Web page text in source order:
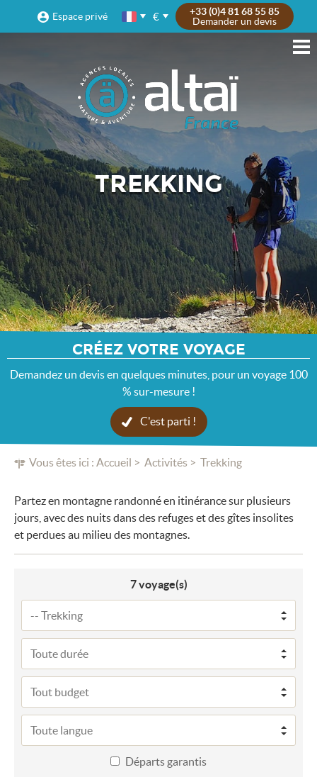
Espace privé €
+33 (0)4 81 68 55 85
Demander un devis
CRÉEZ VOTRE VOYAGE
Demandez un devis en quelques minutes, pour un voyage 100
% sur-mesure !
C'est parti !
Vous êtes ici : Accueil Activités Trekking
TREKKING
Partez en montagne randonné en itinérance sur plusieurs
jours, avec des nuits dans des refuges et des gîtes insolites
et perdues au milieu des montagnes.
7voyage(s)
Départs garantis